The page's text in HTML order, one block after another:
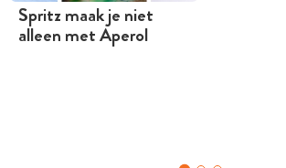
Spritz maak je niet
alleen met Aperol